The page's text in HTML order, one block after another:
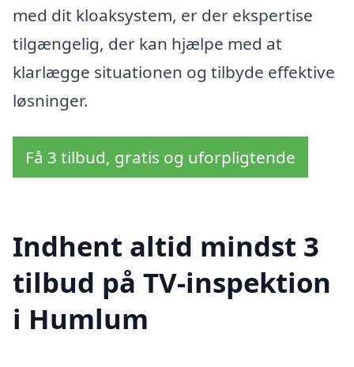
med dit kloaksystem, er der ekspertise
tilgængelig, der kan hjælpe med at
klarlægge situationen og tilbyde effektive
løsninger.
Få 3 tilbud, gratis og uforpligtende
Indhent altid mindst 3
tilbud på TV-inspektion
i Humlum